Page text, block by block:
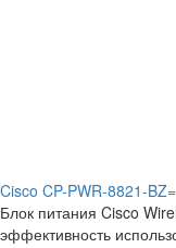
Cisco CP-PWR-8821-BZ=
Блок питания Cisco
эффективность